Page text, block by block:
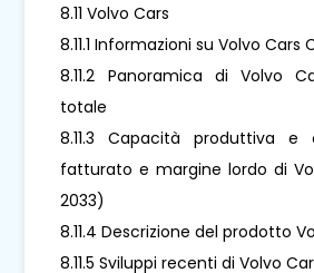
8.11 Volvo Cars
8.11.1 Informazioni su Volvo Cars
8.11.2 Panoramica di Volvo
totale
8.11.3 Capacità produttiva e
fatturato e margine lordo di
2033)
8.11.4 Descrizione del prodotto
8.11.5 Sviluppi recenti di Volvo